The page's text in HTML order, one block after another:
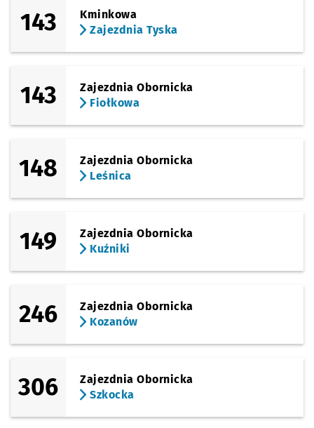
143
Kminkowa
Zajezdnia Tyska
143
Zajezdnia Obornicka
Fiołkowa
148
Zajezdnia Obornicka
Leśnica
149
Zajezdnia Obornicka
Kuźniki
246
Zajezdnia Obornicka
Kozanów
306
Zajezdnia Obornicka
Szkocka